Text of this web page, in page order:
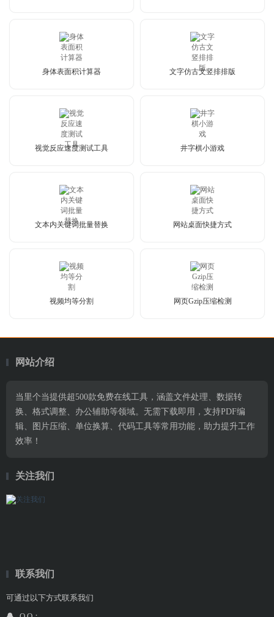
身体表面积计算器 文字仿古文竖排排版
视觉反应速度测试工具 井字棋小游戏
文本内关键词批量替换 网站桌面快捷方式
视频均等分割 网页Gzip压缩检测
网站介绍
当里个当提供超500款免费在线工具，涵盖文件处理、数据转
换、格式调整、办公辅助等领域。无需下载即用，支持PDF编
辑、图片压缩、单位换算、代码工具等常用功能，助力提升工作
效率！
关注我们
联系我们
可通过以下方式联系我们